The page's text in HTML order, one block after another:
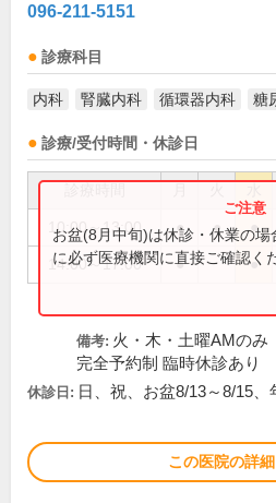
096-211-5151
診療科目
内科 腎臓内科 循環器内科 糖
診療/受付時間・休診日
10:00～13:00 ● ● ●
14:00～17:00 ● ●
お盆(8月中旬)は休診・休業の
に必ず医療機関に直接ご確認く
備考: 火・木・土曜AMのみ
完全予約制 臨時休診あり
休診日: 日、祝、お盆8/13～8/15
この医院の詳